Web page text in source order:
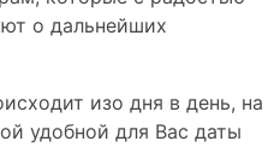
о дальнейших
изо дня в день, на
удобной для Вас даты